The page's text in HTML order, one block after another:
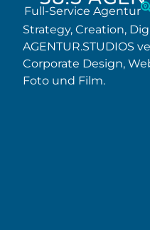
Full-Service Agentur
Strategy, Creation,
AGENTUR.STUDIOS
Corporate Design,
Foto und Film.